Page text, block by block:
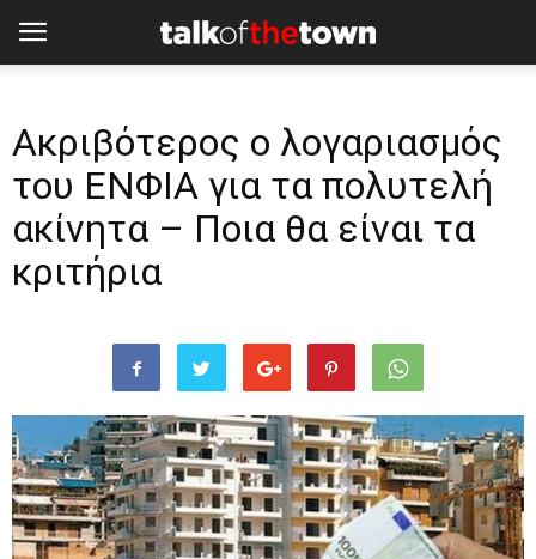
Ακριβότερος ο λογαριασμός
του ΕΝΦΙΑ για τα πολυτελή
ακίνητα – Ποια θα είναι τα
κριτήρια